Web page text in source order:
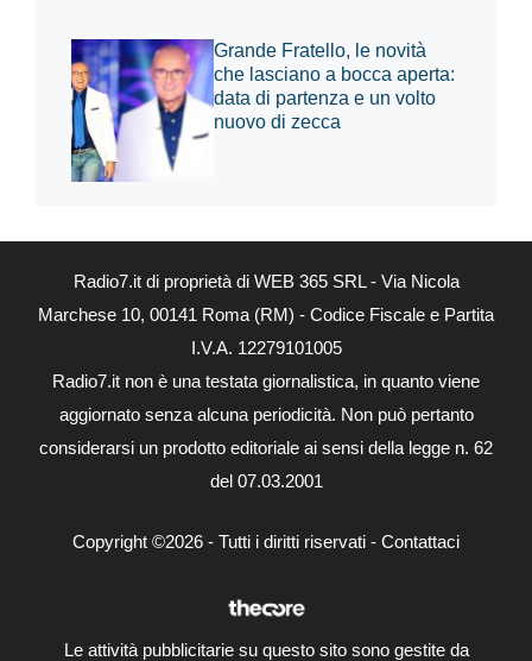
Grande Fratello, le novità
che lasciano a bocca aperta:
data di partenza e un volto
nuovo di zecca
Radio7.it di proprietà di WEB 365 SRL - Via Nicola
Marchese 10, 00141 Roma (RM) - Codice Fiscale e Partita
I.V.A. 12279101005
Radio7.it non è una testata giornalistica, in quanto viene
aggiornato senza alcuna periodicità. Non può pertanto
considerarsi un prodotto editoriale ai sensi della legge n. 62
del 07.03.2001
Copyright ©2026 - Tutti i diritti riservati - Contattaci
Le attività pubblicitarie su questo sito sono gestite da